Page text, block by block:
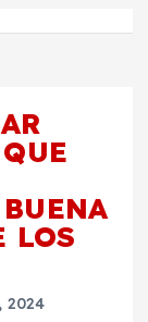
LOS
2024